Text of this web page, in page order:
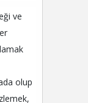
ve
olup